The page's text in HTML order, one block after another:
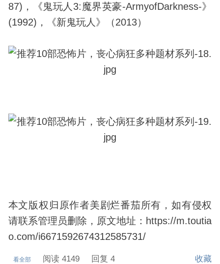
87)，《鬼玩人3:魔界英豪-ArmyofDarkness-》
(1992)，《新鬼玩人》（2013）
本文版权归原作者美剧烂番茄所有，如有侵权
请联系管理员删除，原文地址：https://m.toutia
o.com/i6671592674312585731/
看全部 阅读 4149 回复 4 收藏